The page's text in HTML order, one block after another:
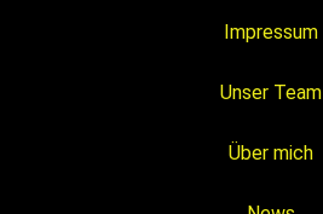
Impressum
Unser Team
Über mich